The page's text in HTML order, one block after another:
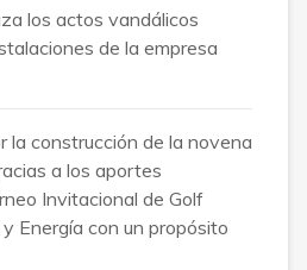
los actos vandálicos
de la empresa
la construcción de la novena
a los aportes
Invitacional de Golf
Energía con un propósito